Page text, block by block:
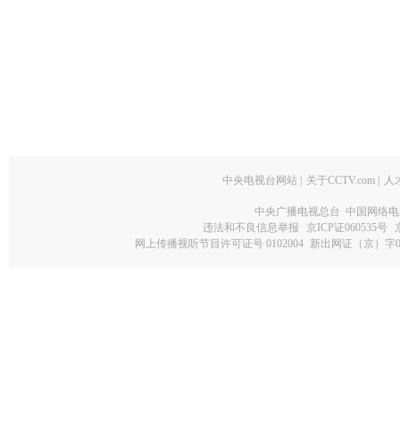
中央电视台网站 关于CCTV.com 人
中央广播电视总台 中国网络
违法和不良信息举报
京ICP证060535号
网上传播视听节目许可证号 0102004 新出网证（京）